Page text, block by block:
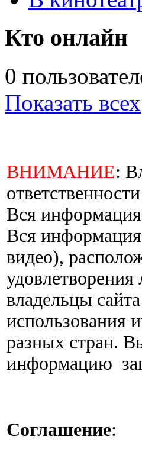
Кто онлайн
0
Показать всех
ВНИМАНИЕ:
Вся
Вся
видео),
владельцы
использования
разных стран.
информацию
Соглашение: